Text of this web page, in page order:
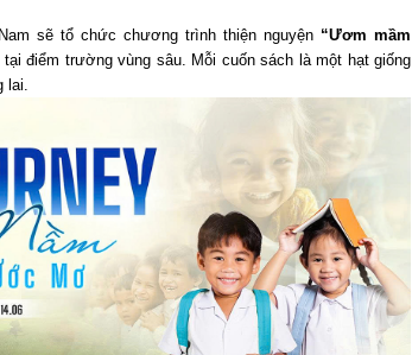
sẽ tổ chức chương trình thiện nguyện “Ươm mầm
điểm trường vùng sâu. Mỗi cuốn sách là một hạt giống
lai.